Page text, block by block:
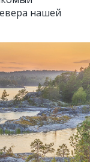
нашей